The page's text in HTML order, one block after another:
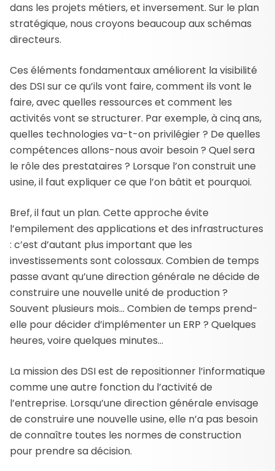
dans les projets métiers, et inversement. Sur le plan
stratégique, nous croyons beaucoup aux schémas
directeurs.
Ces éléments fondamentaux améliorent la visibilité
des DSI sur ce qu’ils vont faire, comment ils vont le
faire, avec quelles ressources et comment les
activités vont se structurer. Par exemple, à cinq ans,
quelles technologies va-t-on privilégier ? De quelles
compétences allons-nous avoir besoin ? Quel sera
le rôle des prestataires ? Lorsque l’on construit une
usine, il faut expliquer ce que l’on bâtit et pourquoi.
Bref, il faut un plan. Cette approche évite
l’empilement des applications et des infrastructures
: c’est d’autant plus important que les
investissements sont colossaux. Combien de temps
passe avant qu’une direction générale ne décide de
construire une nouvelle unité de production ?
Souvent plusieurs mois… Combien de temps prend-
elle pour décider d’implémenter un ERP ? Quelques
heures, voire quelques minutes…
La mission des DSI est de repositionner l’informatique
comme une autre fonction du l’activité de
l’entreprise. Lorsqu’une direction générale envisage
de construire une nouvelle usine, elle n’a pas besoin
de connaître toutes les normes de construction
pour prendre sa décision.